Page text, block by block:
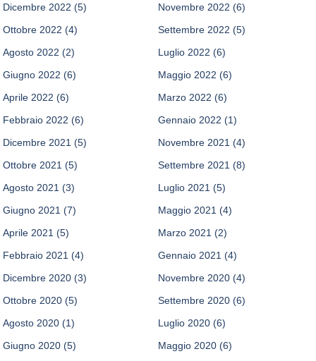
Dicembre 2022 (5) Novembre 2022 (6)
Ottobre 2022 (4) Settembre 2022 (5)
Agosto 2022 (2) Luglio 2022 (6)
Giugno 2022 (6) Maggio 2022 (6)
Aprile 2022 (6) Marzo 2022 (6)
Febbraio 2022 (6) Gennaio 2022 (1)
Dicembre 2021 (5) Novembre 2021 (4)
Ottobre 2021 (5) Settembre 2021 (8)
Agosto 2021 (3) Luglio 2021 (5)
Giugno 2021 (7) Maggio 2021 (4)
Aprile 2021 (5) Marzo 2021 (2)
Febbraio 2021 (4) Gennaio 2021 (4)
Dicembre 2020 (3) Novembre 2020 (4)
Ottobre 2020 (5) Settembre 2020 (6)
Agosto 2020 (1) Luglio 2020 (6)
Giugno 2020 (5) Maggio 2020 (6)